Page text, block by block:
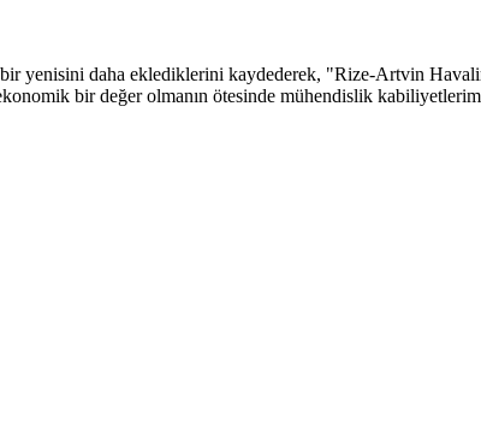
daha eklediklerini kaydederek, "Rize-Artvin
bir değer olmanın ötesinde mühendislik